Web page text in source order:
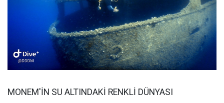
MONEM'İN SU ALTINDAKİ RENKLİ DÜNYASI